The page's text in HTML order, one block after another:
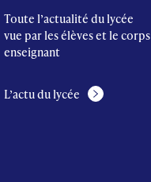
Toute l’actualité du lycée
vue par les élèves et le corps
enseignant
L’actu du lycée